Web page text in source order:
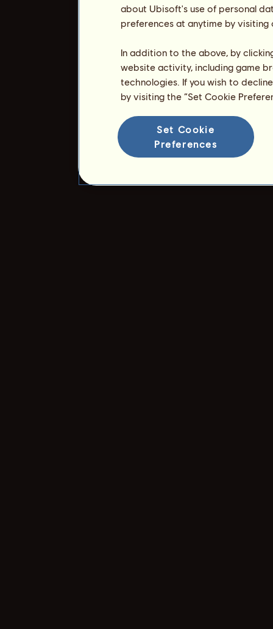
about Ubisoft's use of personal
preferences at anytime by
In addition to the above, by
website activity, including game
technologies. If you wish to
by visiting the “Set Cookie
Set Cookie
Preferences